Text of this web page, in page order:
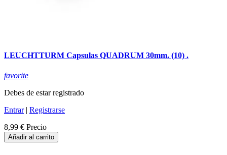
LEUCHTTURM Capsulas QUADRUM 30mm. (10) .
favorite
Debes de estar registrado
Entrar| Registrarse
8,99 € Precio
Añadir al carrito